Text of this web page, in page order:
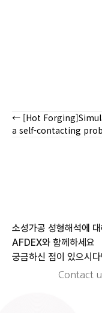
Posts
← [Hot
a self-contacting
소성가공 성형해석에
AFDEX와 함께하세요
궁금하신 점이 있으시
Contact